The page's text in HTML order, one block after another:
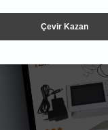
Porselen Tamir Seti
yapmalısınız.
Çevir Kazan